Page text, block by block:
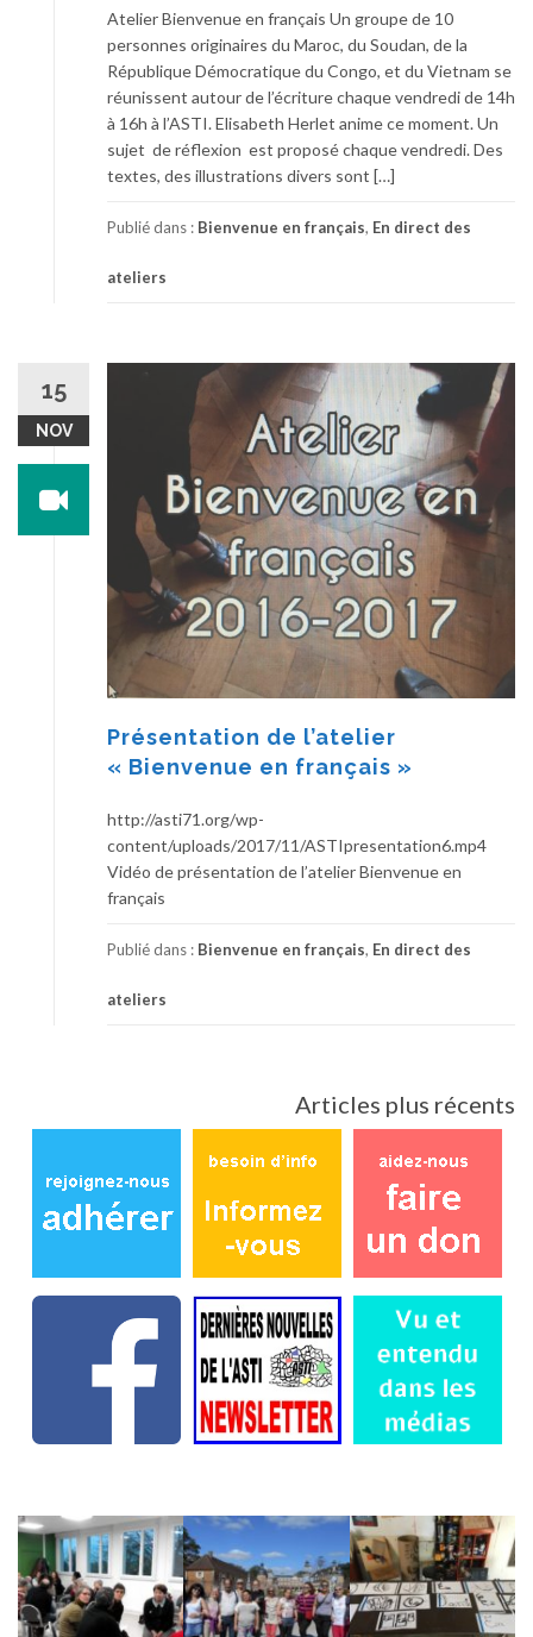
Atelier Bienvenue en français Un groupe de 10
personnes originaires du Maroc, du Soudan, de la
République Démocratique du Congo, et du Vietnam se
réunissent autour de l’écriture chaque vendredi de 14h
à 16h à l’ASTI. Elisabeth Herlet anime ce moment. Un
sujet de réflexion est proposé chaque vendredi. Des
textes, des illustrations divers sont […]
Publié dans : Bienvenue en français, En direct des
ateliers
15
NOV
Présentation de l’atelier
« Bienvenue en français »
http://asti71.org/wp-
content/uploads/2017/11/ASTIpresentation6.mp4
Vidéo de présentation de l’atelier Bienvenue en
français
Publié dans : Bienvenue en français, En direct des
ateliers
des
Articles plus récents